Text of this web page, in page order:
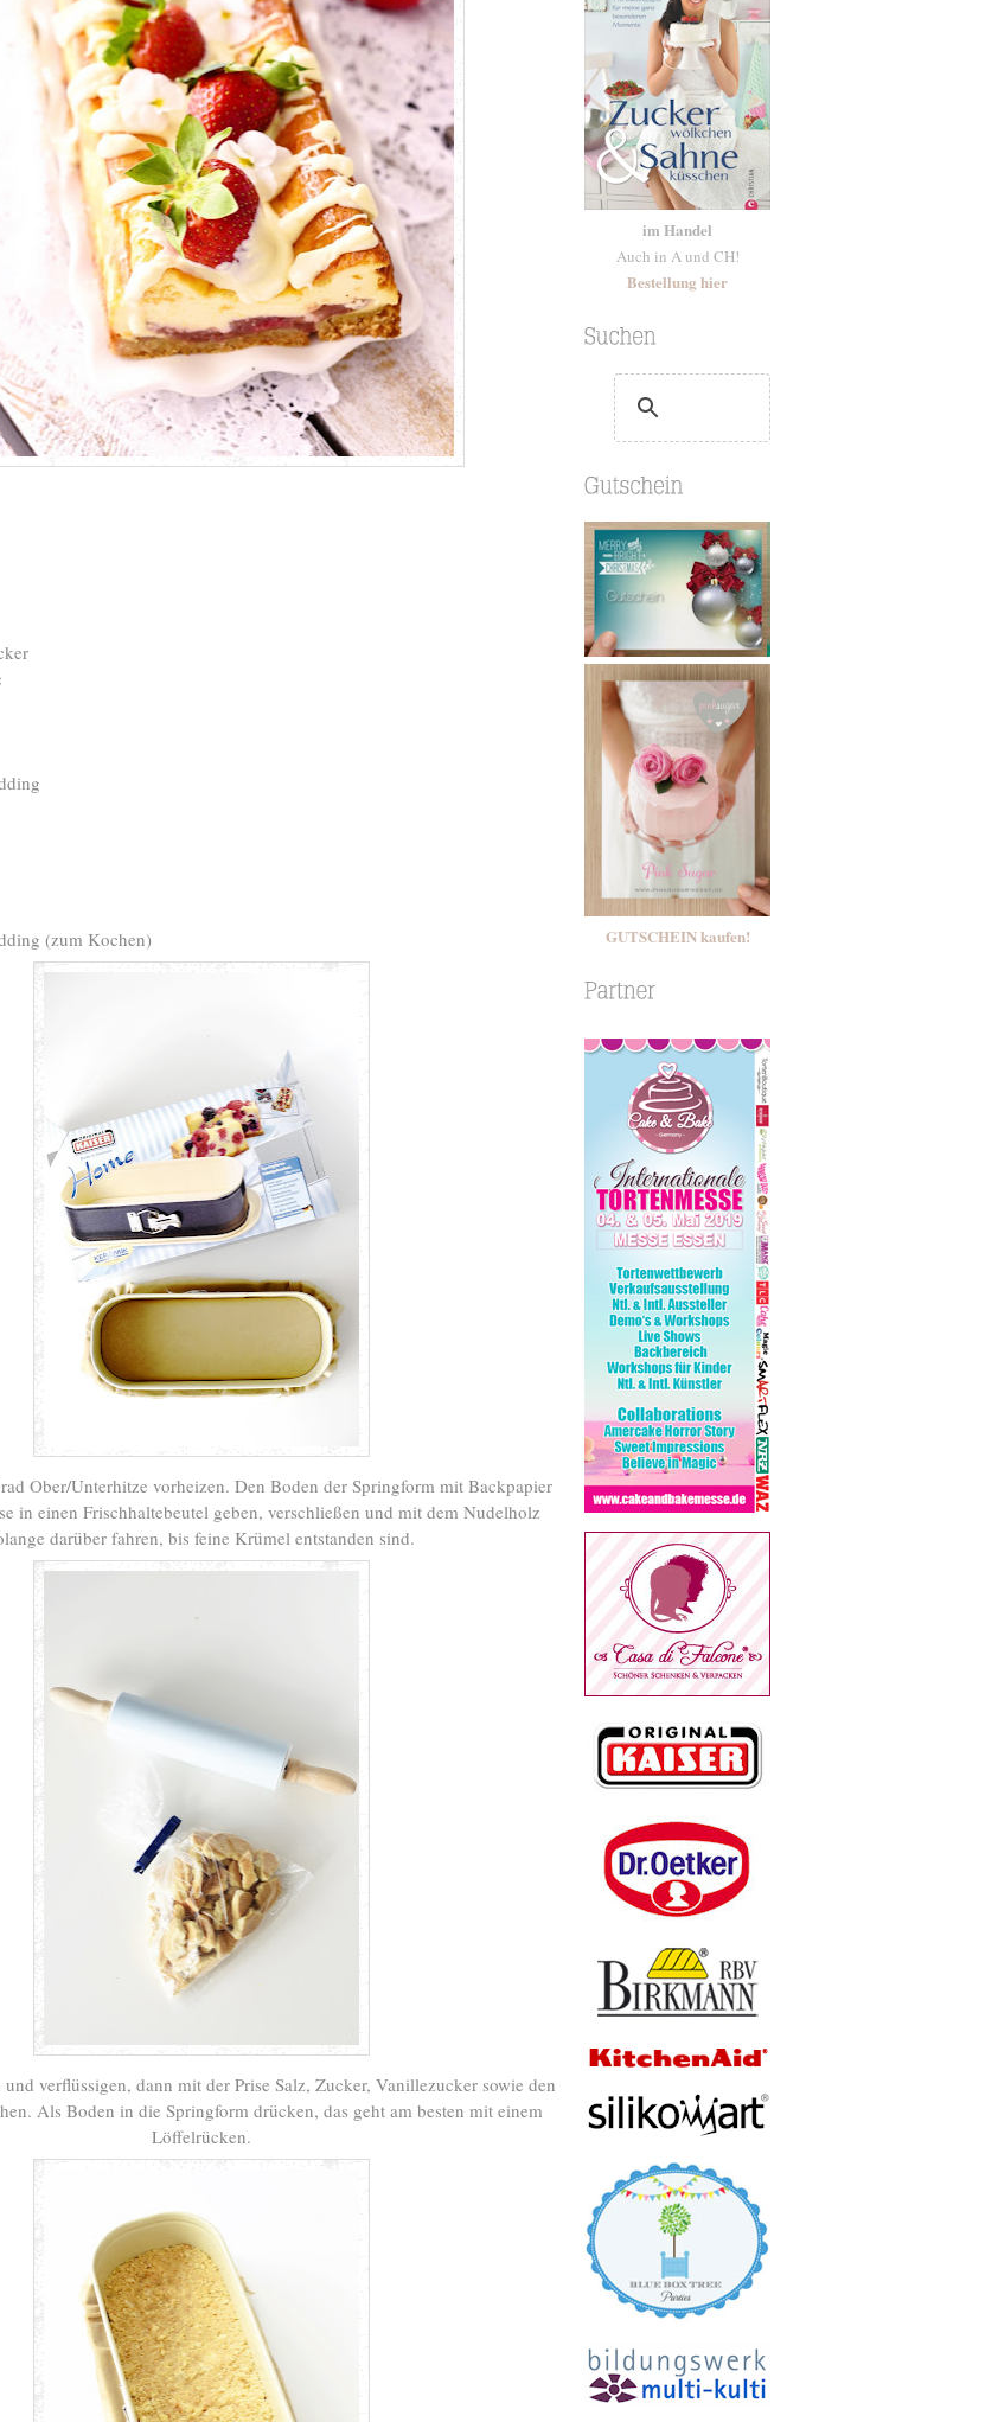
(zum Kochen)
Ober/Unterhitze vorheizen. Den Boden der Springform mit Backpapier
in einen Frischhaltebeutel geben, verschließen und mit dem Nudelholz
darüber fahren, bis feine Krümel entstanden sind.
verflüssigen, dann mit der Prise Salz, Zucker, Vanillezucker sowie den
Als Boden in die Springform drücken, das geht am besten mit einem
Löffelrücken.
im Handel
Auch in A und CH!
Bestellung hier
GUTSCHEIN kaufen!